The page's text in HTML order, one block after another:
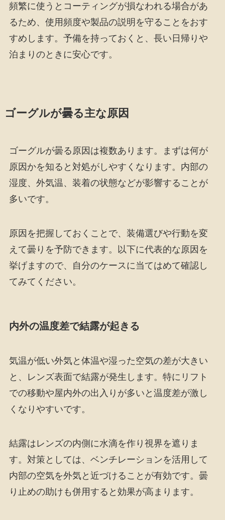
頻繁に使うとコーティングが損なわれる場合があ
るため、使用頻度や製品の説明を守ることをおす
すめします。予備を持っておくと、長い日帰りや
泊まりのときに安心です。
ゴーグルが曇る主な原因
ゴーグルが曇る原因は複数あります。まずは何が
原因かを知ると対処がしやすくなります。内部の
湿度、外気温、装着の状態などが影響することが
多いです。
原因を把握しておくことで、装備選びや行動を変
えて曇りを予防できます。以下に代表的な原因を
挙げますので、自分のケースに当てはめて確認し
てみてください。
内外の温度差で結露が起きる
気温が低い外気と体温や湿った空気の差が大きい
と、レンズ表面で結露が発生します。特にリフト
での移動や屋内外の出入りが多いと温度差が激し
くなりやすいです。
結露はレンズの内側に水滴を作り視界を遮りま
す。対策としては、ベンチレーションを活用して
内部の空気を外気と近づけることが有効です。曇
り止めの助けも併用すると効果が高まります。